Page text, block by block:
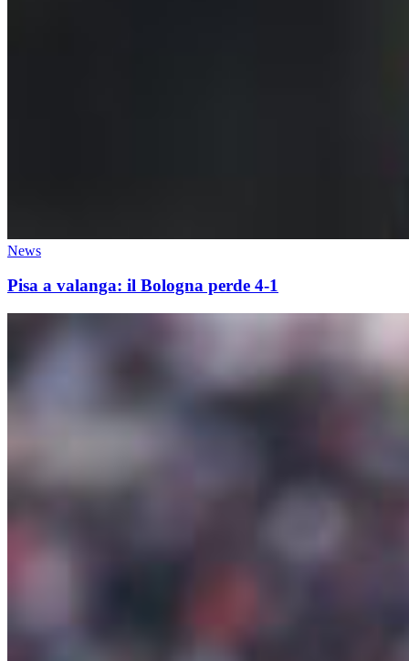
News
Pisa a valanga: il Bologna perde 4-1